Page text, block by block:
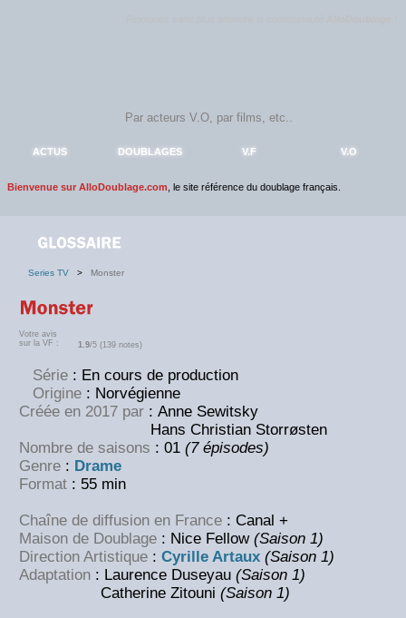
ACTUS DOUBLAGES V.F V.O
Bienvenue sur AlloDoublage.com , le site référence du doublage français.
Series TV > Monster
Votre avis
sur la VF :
1.9/5 (139 notes)
Série : En cours de production
Origine : Norvégienne
Créée en 2017 par : Anne Sewitsky
Hans Christian Storrøsten
Nombre de saisons : 01 (7 épisodes)
Genre : Drame
Format : 55 min
Chaîne de diffusion en France : Canal +
Maison de Doublage : Nice Fellow (Saison 1)
Direction Artistique : Cyrille Artaux (Saison 1)
Adaptation : Laurence Duseyau (Saison 1)
Catherine Zitouni (Saison 1)